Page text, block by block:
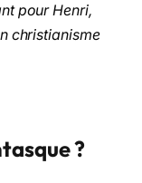
pour Henri,
christianisme
?